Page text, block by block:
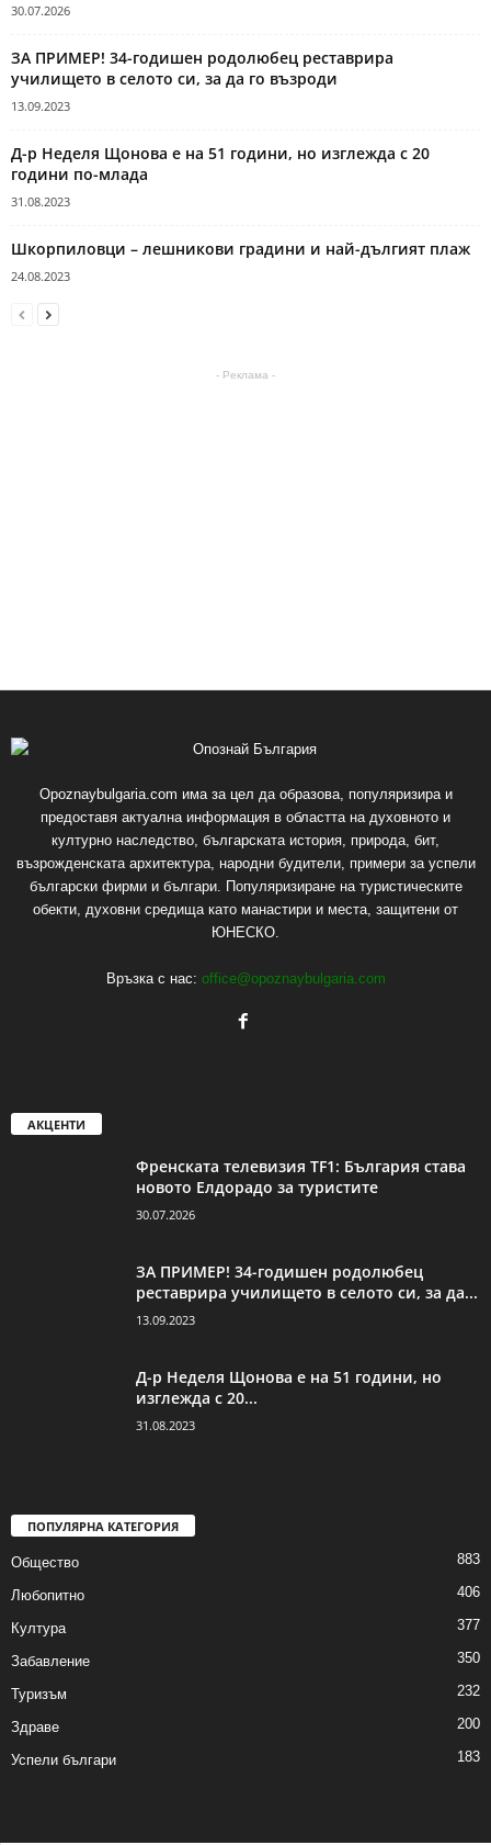
30.07.2026
ЗА ПРИМЕР! 34-годишен родолюбец реставрира
училището в селото си, за да го възроди
13.09.2023
Д-р Неделя Щонова е на 51 години, но изглежда с 20
години по-млада
31.08.2023
Шкорпиловци – лешникови градини и най-дългият плаж
24.08.2023
- Реклама -
Opoznaybulgaria.com има за цел да образова, популяризира и
предоставя актуална информация в областта на духовното и
културно наследство, българската история, природа, бит,
възрожденската архитектура, народни будители, примери за успели
български фирми и българи. Популяризиране на туристическите
обекти, духовни средища като манастири и места, защитени от
ЮНЕСКО.
Връзка с нас: office@opoznaybulgaria.com
АКЦЕНТИ
Френската телевизия TF1: България става
новото Елдорадо за туристите
30.07.2026
ЗА ПРИМЕР! 34-годишен родолюбец
реставрира училището в селото си, за да...
13.09.2023
Д-р Неделя Щонова е на 51 години, но
изглежда с 20...
31.08.2023
ПОПУЛЯРНА КАТЕГОРИЯ
Общество 883
Любопитно 406
Култура 377
Забавление 350
Туризъм 232
Здраве 200
Успели българи 183